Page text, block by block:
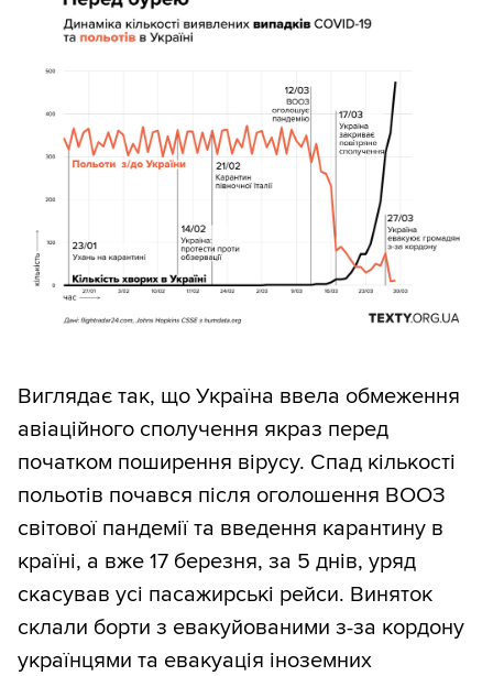
Виглядає так, що Україна ввела обмеження
авіаційного сполучення якраз перед
початком поширення вірусу. Спад кількості
польотів почався після оголошення ВООЗ
світової пандемії та введення карантину в
країні, а вже 17 березня, за 5 днів, уряд
скасував усі пасажирські рейси. Виняток
склали борти з евакуйованими з-за кордону
українцями та евакуація іноземних